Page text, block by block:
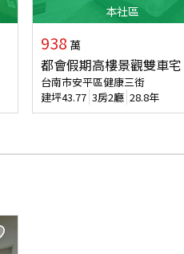
本社區
938 萬
都會假期高樓景觀雙車宅
台南市安平區健康三街
建坪43.77 3房2廳 28.8年